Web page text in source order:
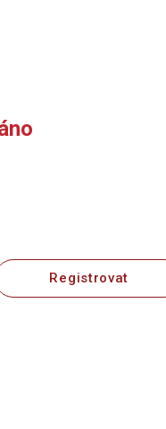
Registrovat